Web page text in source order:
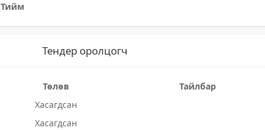
Тийм
Тендер оролцогч
Төлөв
Тайлбар
Хасагдсан
Хасагдсан